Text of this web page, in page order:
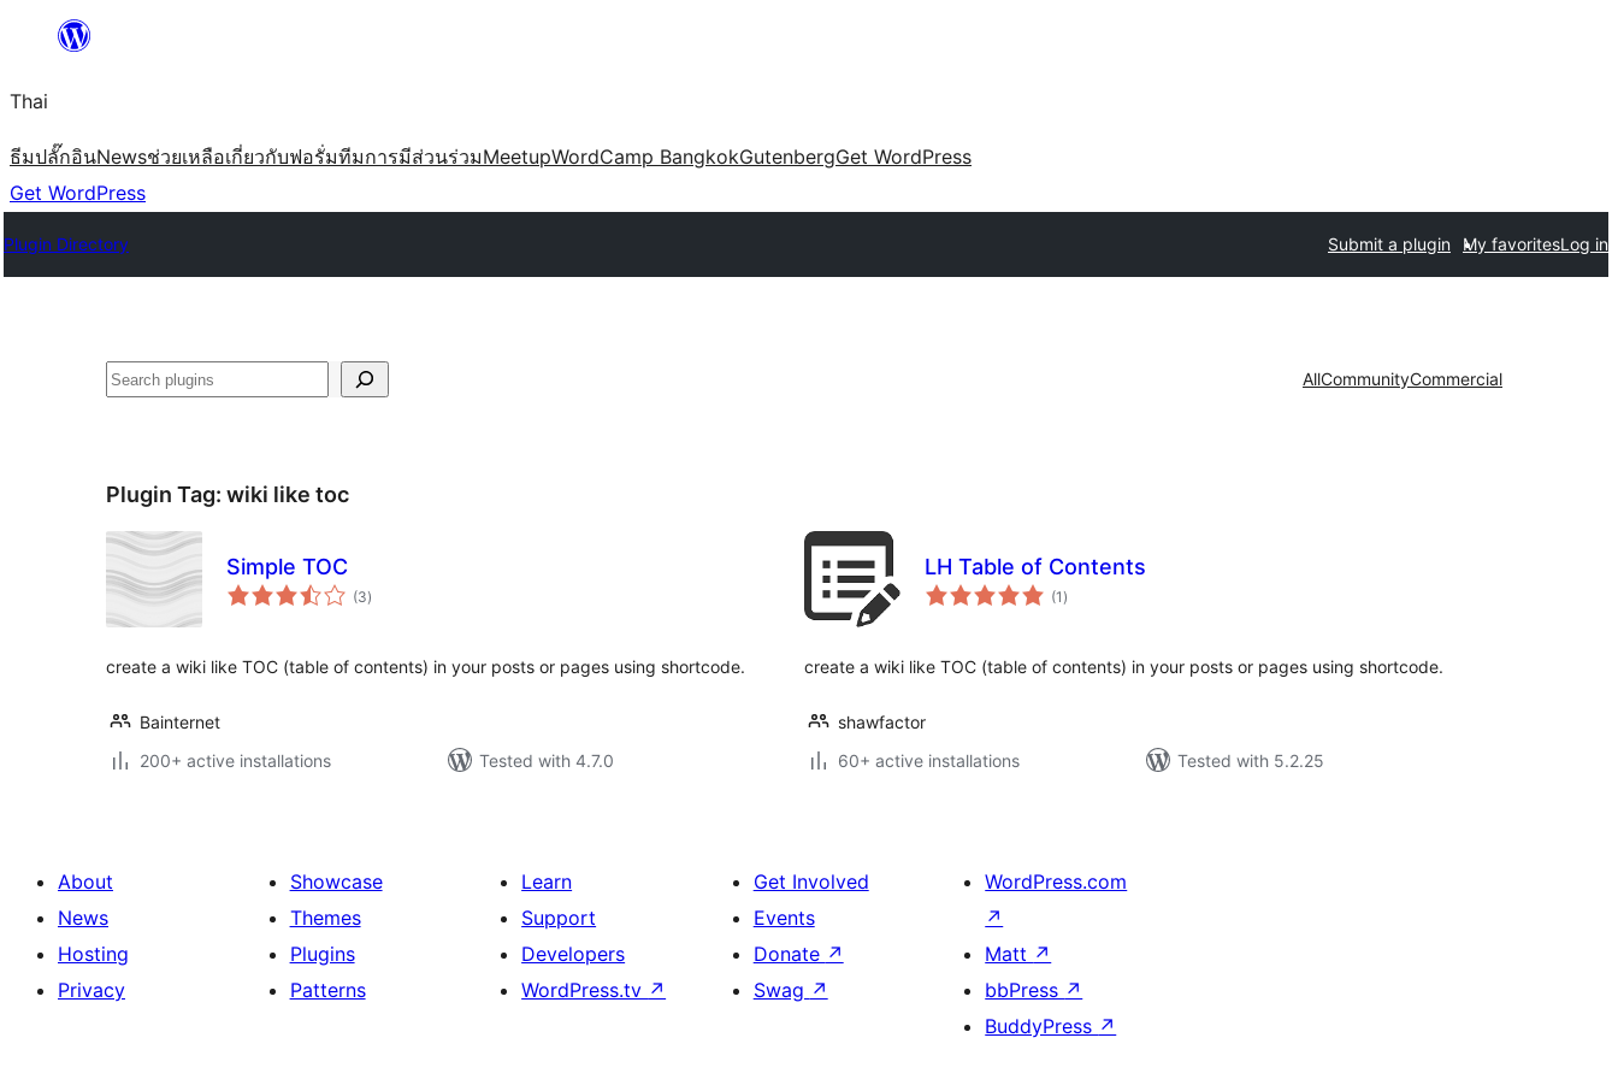
ยัง
เนื้อหา
Thai
ธีมปลั๊กอินNewsช่วยเหลือเกี่ยวกับฟอรั่มทีมการมีส่วนร่วมMeetupWordCamp BangkokGutenbergGet WordPress
Get WordPress
Plugin Directory Submit a plugin My favoritesLog in
ค้นหา AllCommunityCommercial
Plugin Tag: wiki like toc
Simple TOC
(3total
ratings
)
create a wiki like TOC (table of contents) in your posts or pages using shortcode.
Bainternet
200+ active installations
Tested with 4.7.0
LH Table of Contents
(1 total
ratings
)
create a wiki like TOC (table of contents) in your posts or pages using shortcode.
shawfactor
60+ active installations
Tested with 5.2.25
About
News
Hosting
Privacy
Showcase
Themes
Plugins
Patterns
Learn
Support
Developers
WordPress.tv ↗
Get Involved
Events
Donate ↗
Swag ↗
WordPress.com
↗
Matt ↗
bbPress ↗
BuddyPress ↗